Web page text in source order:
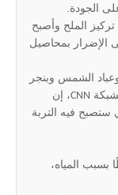
الجودة.
الملح وأصبح
الإضرار بمحاصيل
الشمس وبنجر
CNN، إن
ستصبح فيه التربة
بسبب المياه،